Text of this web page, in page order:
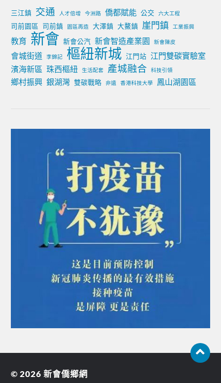
三江鎮 交通 人才倍增 今洲路 僑都賦能 公交 六大工程
司前園區 司前鎮 園區再造 大澤鎮 大鰲鎮 崖門鎮 工業振興
教育 新會 新會公汽 新會智造產業園 新會陳皮
會城街道 李錦記 樞紐新城 江門站
江門雙碳實驗室
濱海新區 珠西樞紐 生活配套 產城融合 科技引領
鄉村振興 銀湖灣 雙碳戰略 非遺 香港科技大學 鳳山湖園區
© 2026新會僑鄉網